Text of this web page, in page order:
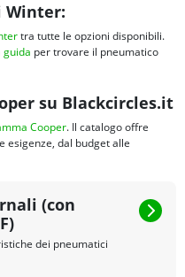
Winter:
tra tutte le opzioni disponibili.
guida per trovare il pneumatico
su Blackcircles.it
Cooper. Il catalogo offre
esigenze, dal budget alle
(con
dei pneumatici